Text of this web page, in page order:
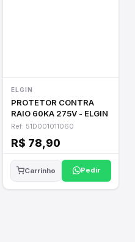
ELGIN
PROTETOR CONTRA
RAIO 60KA 275V - ELGIN
Ref: 51D001011060
R$ 78,90
Carrinho Pedir